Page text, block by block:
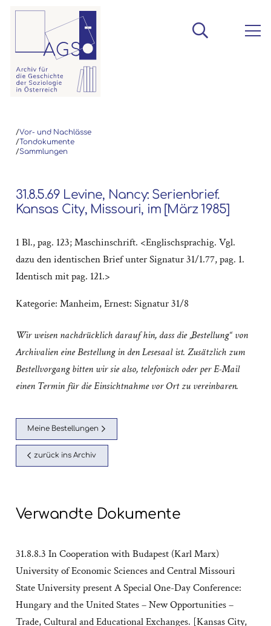
/Vor- und Nachlässe
/Tondokumente
/Sammlungen
31.8.5.69 Levine, Nancy: Serienbrief.
Kansas City, Missouri, im [März 1985]
1 Bl., pag. 123; Maschinschrift. <Englischsprachig. Vgl.
dazu den identischen Brief unter Signatur 31/1.77, pag. 1.
Identisch mit pag. 121.>
Kategorie: Manheim, Ernest: Signatur 31/8
Wir weisen nachdrücklich darauf hin, dass die „Bestellung“ von
Archivalien eine Bestellung in den Lesesaal ist. Zusätzlich zum
Bestellvorgang bitten wir sie also, telefonisch oder per E-Mail
einen Termin für die Einsichtnahme vor Ort zu vereinbaren.
Meine Bestellungen
zurück ins Archiv
Verwandte Dokumente
31.8.8.3 In Cooperation with Budapest (Karl Marx)
University of Economic Sciences and Central Missouri
State University present A Special One-Day Conference:
Hungary and the United States – New Opportunities –
Trade, Cultural and Educational Exchanges. [Kansas City,